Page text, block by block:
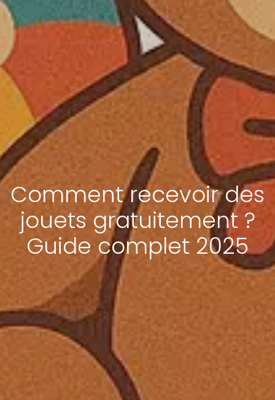
Comment recevoir des
jouets gratuitement ?
Guide complet 2025